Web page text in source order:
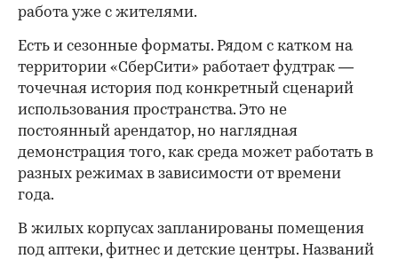
работа уже с жителями.
Есть и сезонные форматы. Рядом с катком на
территории «СберСити» работает фудтрак —
точечная история под конкретный сценарий
использования пространства. Это не
постоянный арендатор, но наглядная
демонстрация того, как среда может работать в
разных режимах в зависимости от времени
года.
В жилых корпусах запланированы помещения
под аптеки, фитнес и детские центры. Названий